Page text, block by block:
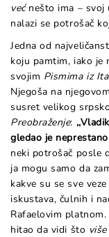
većnešto ima – svoj
nalazi se potrošač
Jedna od
koju pamtim, iako je
svojim Pismima iz
Njegoša na
susret velikog
Preobraženje:
gledao je
neki potrošač posle
ja mogu samo da
kakve su se sve
iskustava, čulnih i
Rafaelovim
hitao da vidi što više